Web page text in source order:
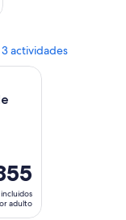
3 actividades
adulto
de